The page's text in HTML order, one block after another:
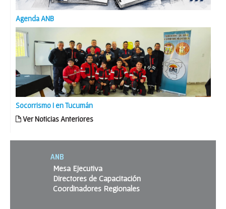
Agenda ANB
Socorrismo I en Tucumán
Ver Noticias Anteriores
ANB
Mesa Ejecutiva
Directores de Capacitación
Coordinadores Regionales